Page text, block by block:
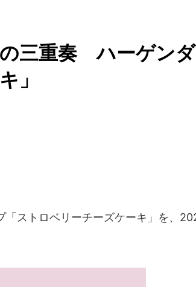
三重奏 ハーゲン
」
「ストロベリーチーズケーキ」を、